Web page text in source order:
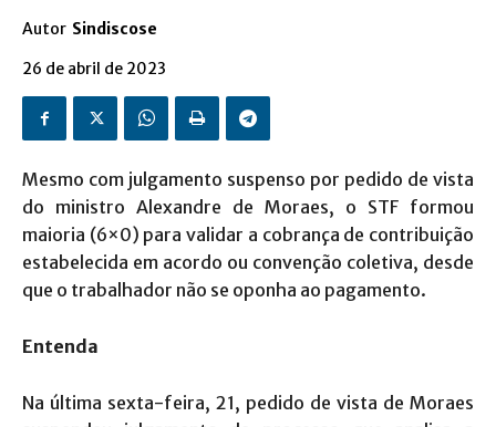
Autor Sindiscose
26 de abril de 2023
Mesmo com julgamento suspenso por pedido de vista
do ministro Alexandre de Moraes, o STF formou
maioria (6×0) para validar a cobrança de contribuição
estabelecida em acordo ou convenção coletiva, desde
que o trabalhador não se oponha ao pagamento.
Entenda
Na última sexta-feira, 21, pedido de vista de Moraes